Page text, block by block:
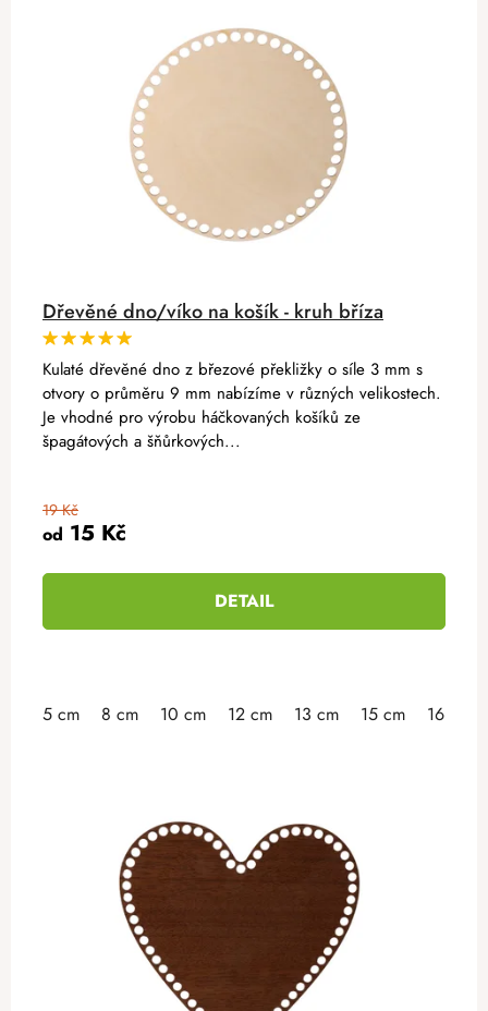
Dřevěné dno/víko na košík - kruh bříza
od 15 Kč
19 Kč
DETAIL
Kulaté dřevěné dno z březové překližky o síle 3 mm s
otvory o průměru 9 mm nabízíme v různých velikostech.
Je vhodné pro výrobu háčkovaných košíků ze
špagátových a šňůrkových...
5 cm 8 cm 10 cm 12 cm 13 cm 15 cm 16 cm